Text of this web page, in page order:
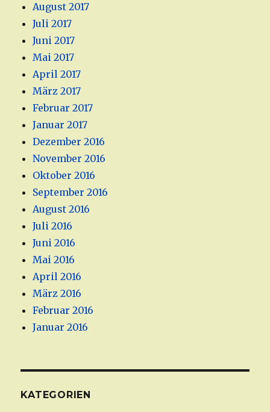
August 2017
Juli 2017
Juni 2017
Mai 2017
April 2017
März 2017
Februar 2017
Januar 2017
Dezember 2016
November 2016
Oktober 2016
September 2016
August 2016
Juli 2016
Juni 2016
Mai 2016
April 2016
März 2016
Februar 2016
Januar 2016
KATEGORIEN